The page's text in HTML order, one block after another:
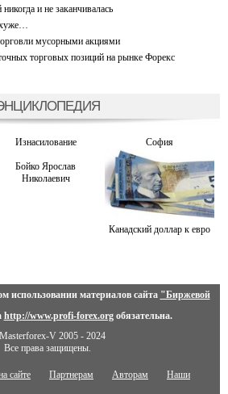
и не заканчивалась
мусорными акциями
торговых позиций на рынке Форекс
Изнасилование София
Бойко Ярослав
Николаевич
Канадский доллар к евро
использовании материалов сайта "Биржевой
http://www.profi-forex.orgобязательна.
V 2005 - 2024
Все права защищены.
сайте Партнерам Авторам Наши